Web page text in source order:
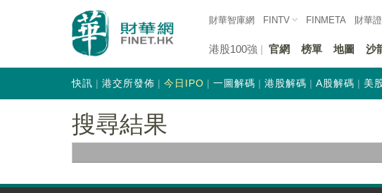
財華智庫網 FINTV FINMETA 財華
港股100強 官網 榜單 地圖 沙
快訊 港交所發佈 今日IPO 一圖解碼 港股解碼 A股解碼 美
搜尋結果